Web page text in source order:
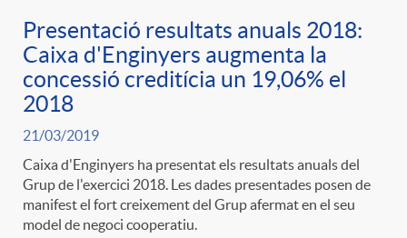
Presentació resultats anuals 2018:
Caixa d'Enginyers augmenta la
concessió creditícia un 19,06% el
2018
21/03/2019
Caixa d'Enginyers ha presentat els resultats anuals del
Grup de l'exercici 2018. Les dades presentades posen de
manifest el fort creixement del Grup afermat en el seu
model de negoci cooperatiu.